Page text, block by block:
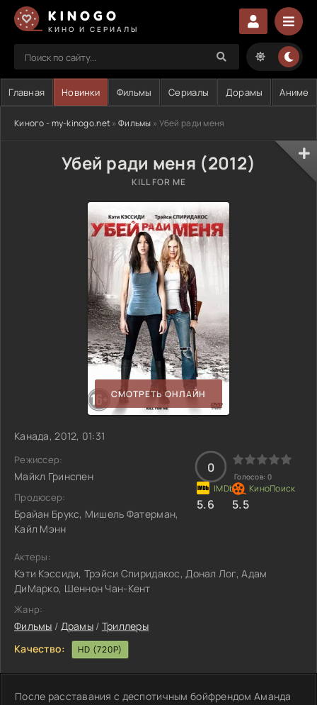
KINOGO
КИНО И СЕРИАЛЫ
Главная Новинки Фильмы Сериалы Дорамы Аниме
Киного - my-kinogo.net»Фильмы » Убей ради меня
Убей ради меня (2012)
KILL FOR ME
СМОТРЕТЬ ОНЛАЙН
Канада, 2012, 01:31
Режиссер:
Майкл Гринспен
Продюсер:
Брайан Брукс, Мишель Фатерман,
Кайл Мэнн
0
Голосов: 0
5.6 5.5
Актеры:
Кэти Кэссиди, Трэйси Спиридакос, Донал Лог, Адам
ДиМарко, Шеннон Чан-Кент
Жанр:
Фильмы / Драмы/ Триллеры
Качество:
HD (720P)
После расставания с деспотичным бойфрендом Аманда